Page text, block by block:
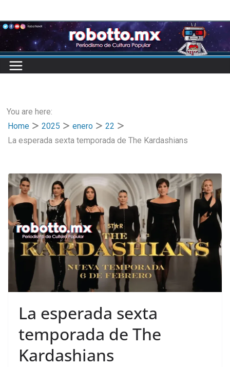
to
content
You are here:
Home
2025 enero
22
La esperada sexta temporada de The Kardashians
La esperada sexta
temporada de The
Kardashians